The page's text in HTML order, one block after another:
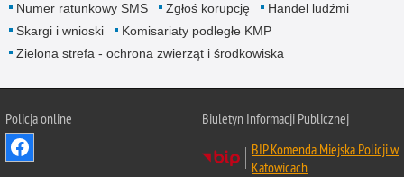
Numer ratunkowy SMS
Zgłoś korupcję
Handel ludźmi
Skargi i wnioski
Komisariaty podległe KMP
Zielona strefa - ochrona zwierząt i środkowiska
Policja online
Biuletyn Informacji Publicznej
BIP Komenda Miejska Policji w
Katowicach